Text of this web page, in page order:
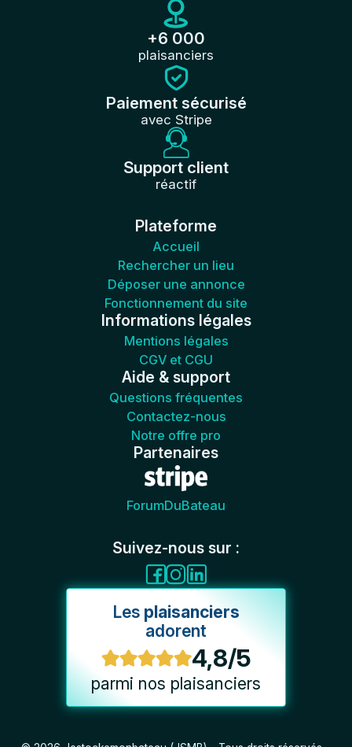
+6 000
plaisanciers
Paiement sécurisé
avec Stripe
Support client
réactif
Plateforme
Accueil
Rechercher un lieu
Déposer une annonce
Fonctionnement du site
Informations légales
Mentions légales
CGV et CGU
Aide & support
Questions fréquentes
Contactez-nous
Notre offre pro
Partenaires
ForumDuBateau
Suivez-nous sur :
Les plaisanciers
adorent
4,8/5
parmi nos plaisanciers